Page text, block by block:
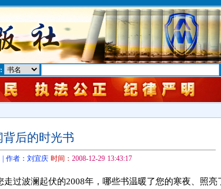
背后的时光书
作者：刘宜庆 时间： 2008-12-29 13:43:17
过波澜起伏的2008年，哪些书温暖了您的寒夜、照亮